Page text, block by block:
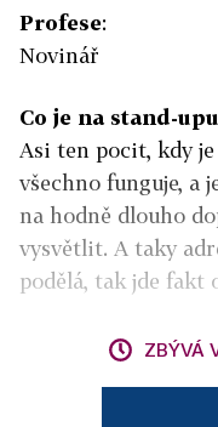
Profese:
Novinář
Co je na stand-
Asi ten pocit, kdy
všechno funguje, a
na hodně dlouho
vysvětlit. A taky
podělá, tak jde fakt
ZBÝVÁ